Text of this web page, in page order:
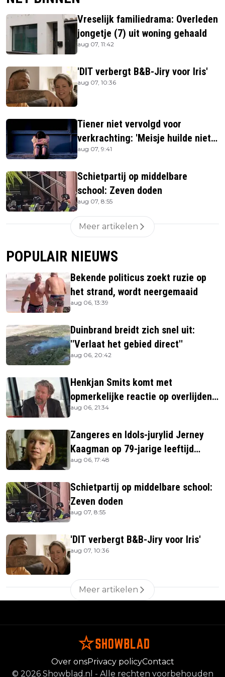
Vreselijk familiedrama: Overleden
jongetje (7) uit woning gehaald
aug 07, 11:42
'DIT verbergt B&B-Jiry voor Iris'
aug 07, 10:36
Tiener niet vervolgd voor
verkrachting: 'Meisje huilde niet
hard genoeg'
aug 07, 9:41
Schietpartij op middelbare
school: Zeven doden
aug 07, 8:55
Meer artikelen
POPULAIR NIEUWS
Bekende politicus zoekt ruzie op
het strand, wordt neergemaaid
aug 06, 13:39
Duinbrand breidt zich snel uit:
''Verlaat het gebied direct''
aug 06, 20:42
Henkjan Smits komt met
opmerkelijke reactie op overlijden
Jerney Kaagman
aug 06, 21:34
Zangeres en Idols-jurylid Jerney
Kaagman op 79-jarige leeftijd
overleden
aug 06, 17:48
Schietpartij op middelbare school:
Zeven doden
aug 07, 8:55
'DIT verbergt B&B-Jiry voor Iris'
aug 07, 10:36
Meer artikelen
Over onsPrivacy policyContact
© 2026 Showblad.nl - Alle rechten voorbehouden